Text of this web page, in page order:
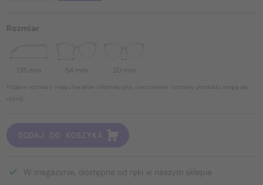
Rozmiar
135 mm 54 mm 20 mm
Podane rozmiary mają charakter informacyjny, rzeczywiste rozmiary produktu mogą się
różnić.
DODAJ DO KOSZYKA
W magazynie, dostępne od ręki w naszym sklepie